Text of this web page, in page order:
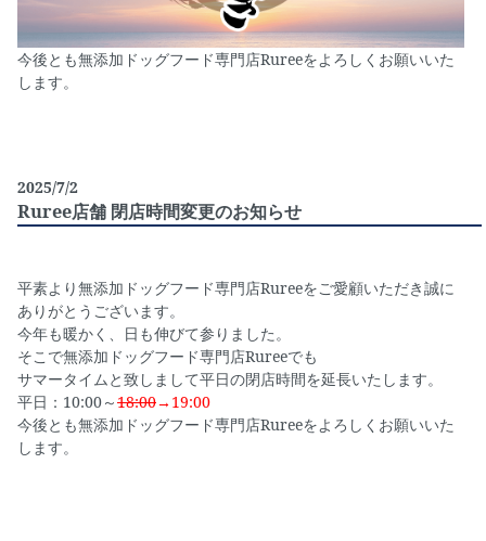
今後とも無添加ドッグフード専門店Rureeをよろしくお願いいた
します。
2025/7/2
Ruree店舗 閉店時間変更のお知らせ
平素より無添加ドッグフード専門店Rureeをご愛顧いただき誠に
ありがとうございます。
今年も暖かく、日も伸びて参りました。
そこで無添加ドッグフード専門店Rureeでも
サマータイムと致しまして平日の閉店時間を延長いたします。
平日：10:00～18:00→19:00
今後とも無添加ドッグフード専門店Rureeをよろしくお願いいた
します。